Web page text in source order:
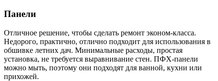
Панели
Отличное решение, чтобы сделать ремонт эконом-класса.
Недорого, практично, отлично подходит для использования в
обшивке летних дач. Минимальные расходы, простая
установка, не требуется выравнивание стен. ПФХ-панели
можно мыть, поэтому они подходят для ванной, кухни или
прихожей.